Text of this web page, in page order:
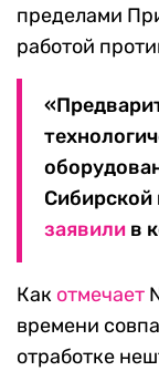
пределами
работой
заявили в
Как отмечает
времени
отработке